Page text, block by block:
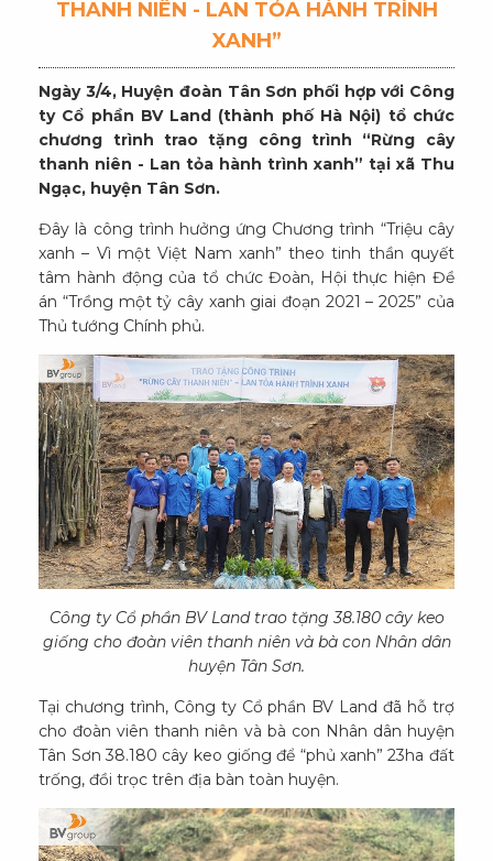
THANH NIÊN - LAN TỎA HÀNH TRÌNH
XANH”
Ngày 3/4, Huyện đoàn Tân Sơn phối hợp với Công
ty Cổ phần BV Land (thành phố Hà Nội) tổ chức
chương trình trao tặng công trình “Rừng cây
thanh niên - Lan tỏa hành trình xanh” tại xã Thu
Ngạc, huyện Tân Sơn.
Đây là công trình hưởng ứng Chương trình “Triệu cây
xanh – Vì một Việt Nam xanh” theo tinh thần quyết
tâm hành động của tổ chức Đoàn, Hội thực hiện Đề
án “Trồng một tỷ cây xanh giai đoạn 2021 – 2025” của
Thủ tướng Chính phủ.
Công ty Cổ phần BV Land trao tặng 38.180 cây keo
giống cho đoàn viên thanh niên và bà con Nhân dân
huyện Tân Sơn.
Tại chương trình, Công ty Cổ phần BV Land đã hỗ trợ
cho đoàn viên thanh niên và bà con Nhân dân huyện
Tân Sơn 38.180 cây keo giống để “phủ xanh” 23ha đất
trống, đồi trọc trên địa bàn toàn huyện.